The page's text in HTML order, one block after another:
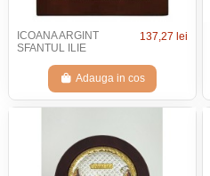
ICOANA ARGINT
SFANTUL ILIE
137,27 lei
Adauga in cos